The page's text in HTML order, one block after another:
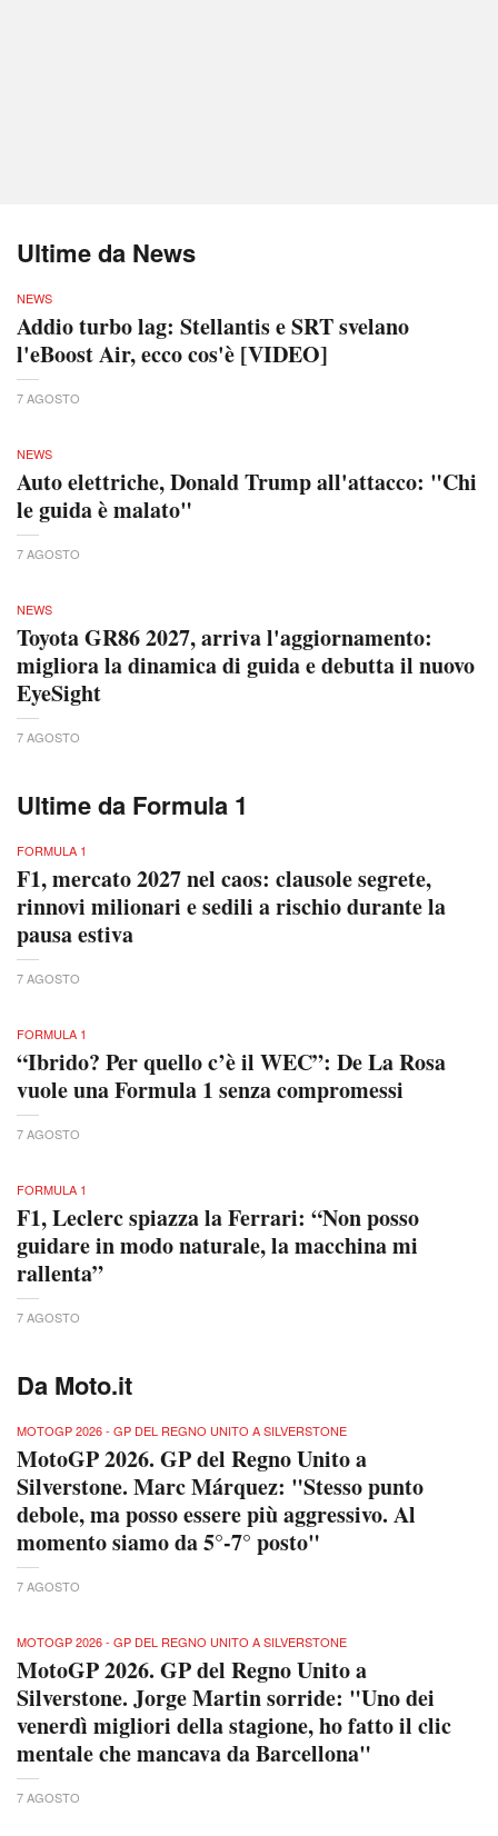
Ultime da News
NEWS
Addio turbo lag: Stellantis e SRT svelano
l'eBoost Air, ecco cos'è [VIDEO]
7 AGOSTO
NEWS
Auto elettriche, Donald Trump all'attacco: "Chi
le guida è malato"
7 AGOSTO
NEWS
Toyota GR86 2027, arriva l'aggiornamento:
migliora la dinamica di guida e debutta il nuovo
EyeSight
7 AGOSTO
Ultime da Formula 1
FORMULA 1
F1, mercato 2027 nel caos: clausole segrete,
rinnovi milionari e sedili a rischio durante la
pausa estiva
7 AGOSTO
FORMULA 1
“Ibrido? Per quello c’è il WEC”: De La Rosa
vuole una Formula 1 senza compromessi
7 AGOSTO
FORMULA 1
F1, Leclerc spiazza la Ferrari: “Non posso
guidare in modo naturale, la macchina mi
rallenta”
7 AGOSTO
Da Moto.it
MOTOGP 2026 - GP DEL REGNO UNITO A SILVERSTONE
MotoGP 2026. GP del Regno Unito a
Silverstone. Marc Márquez: "Stesso punto
debole, ma posso essere più aggressivo. Al
momento siamo da 5°-7° posto"
7 AGOSTO
MOTOGP 2026 - GP DEL REGNO UNITO A SILVERSTONE
MotoGP 2026. GP del Regno Unito a
Silverstone. Jorge Martin sorride: "Uno dei
venerdì migliori della stagione, ho fatto il clic
mentale che mancava da Barcellona"
7 AGOSTO